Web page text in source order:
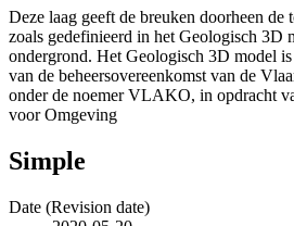
Deze laag geeft de breuken doorheen de
zoals gedefinieerd in het Geologisch 3D
ondergrond. Het Geologisch 3D model
van de beheersovereenkomst van de
onder de noemer VLAKO, in opdracht
voor Omgeving
Simple
Date (Revision date)